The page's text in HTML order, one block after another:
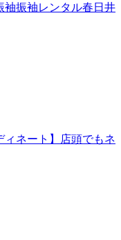
袖振袖レンタル春日井
ネート】店頭でもネ